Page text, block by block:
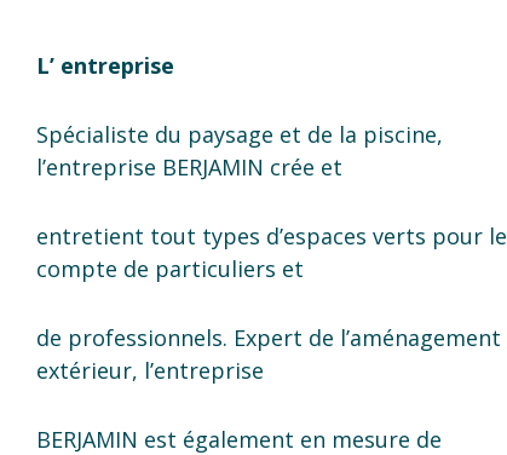
L’ entreprise
Spécialiste du paysage et de la piscine,
l’entreprise BERJAMIN crée et
entretient tout types d’espaces verts pour le
compte de particuliers et
de professionnels. Expert de l’aménagement
extérieur, l’entreprise
BERJAMIN est également en mesure de